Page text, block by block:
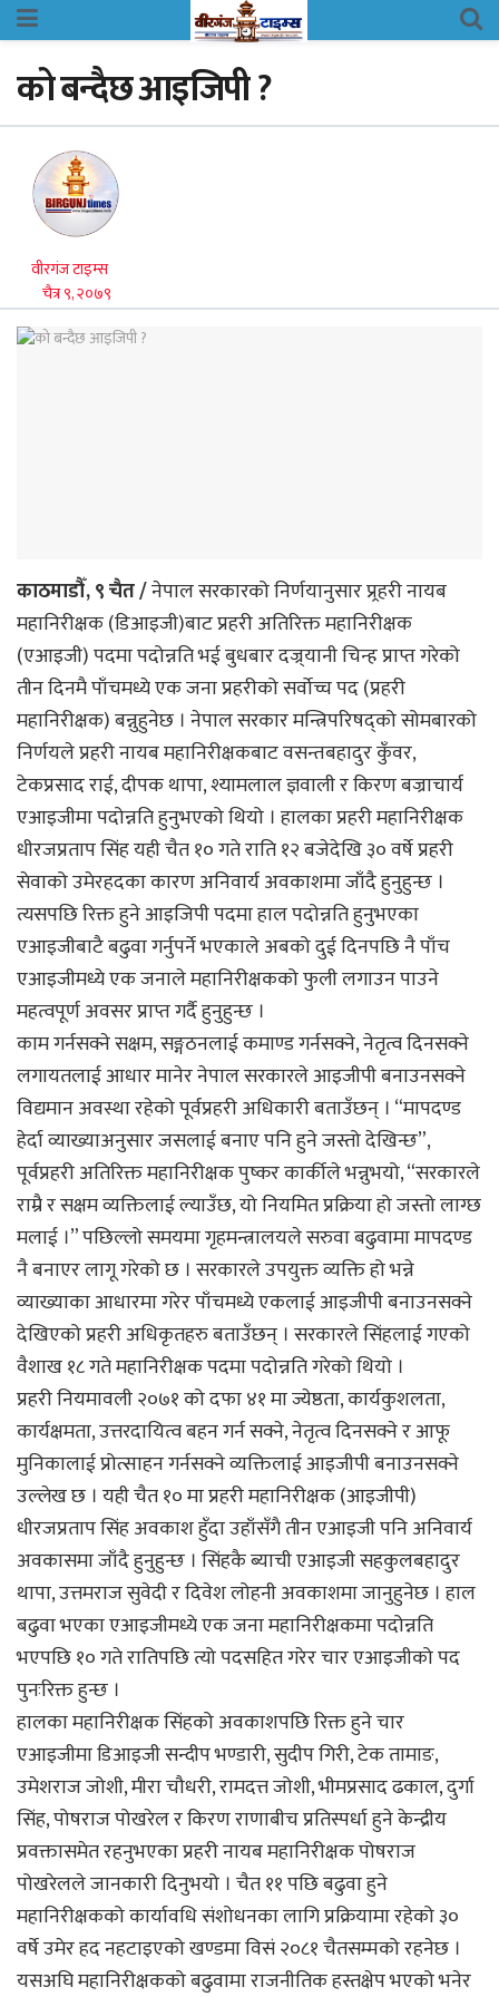
को बन्दैछ आइजिपी ?
वीरगंज टाइम्स
चैत्र ९, २०७९
काठमाडौँ, ९ चैत /नेपाल सरकारको निर्णयानुसार प्र्रहरी नायब
महानिरीक्षक (डिआइजी)बाट प्रहरी अतिरिक्त महानिरीक्षक
(एआइजी) पदमा पदोन्नति भई बुधबार दज्र्यानी चिन्ह प्राप्त गरेको
तीन दिनमै पाँचमध्ये एक जना प्रहरीको सर्वाेच्च पद (प्रहरी
महानिरीक्षक) बन्नुहुनेछ । नेपाल सरकार मन्त्रिपरिषद्को सोमबारको
निर्णयले प्रहरी नायब महानिरीक्षकबाट वसन्तबहादुर कुँवर,
टेकप्रसाद राई, दीपक थापा, श्यामलाल ज्ञवाली र किरण बज्राचार्य
एआइजीमा पदोन्नति हुनुभएको थियो । हालका प्रहरी महानिरीक्षक
धीरजप्रताप सिंह यही चैत १० गते राति १२ बजेदेखि ३० वर्षे प्रहरी
सेवाको उमेरहदका कारण अनिवार्य अवकाशमा जाँदै हुनुहुन्छ ।
त्यसपछि रिक्त हुने आइजिपी पदमा हाल पदोन्नति हुनुभएका
एआइजीबाटै बढुवा गर्नुपर्ने भएकाले अबको दुई दिनपछि नै पाँच
एआइजीमध्ये एक जनाले महानिरीक्षकको फुली लगाउन पाउने
महत्वपूर्ण अवसर प्राप्त गर्दै हुनुहुन्छ ।
काम गर्नसक्ने सक्षम, सङ्गठनलाई कमाण्ड गर्नसक्ने, नेतृत्व दिनसक्ने
लगायतलाई आधार मानेर नेपाल सरकारले आइजीपी बनाउनसक्ने
विद्यमान अवस्था रहेको पूर्वप्रहरी अधिकारी बताउँछन् । “मापदण्ड
हेर्दा व्याख्याअनुसार जसलाई बनाए पनि हुने जस्तो देखिन्छ”,
पूर्वप्रहरी अतिरिक्त महानिरीक्षक पुष्कर कार्कीले भन्नुभयो, “सरकारले
राम्रै र सक्षम व्यक्तिलाई ल्याउँछ, यो नियमित प्रक्रिया हो जस्तो लाग्छ
मलाई ।” पछिल्लो समयमा गृहमन्त्रालयले सरुवा बढुवामा मापदण्ड
नै बनाएर लागू गरेको छ । सरकारले उपयुक्त व्यक्ति हो भन्ने
व्याख्याका आधारमा गरेर पाँचमध्ये एकलाई आइजीपी बनाउनसक्ने
देखिएको प्रहरी अधिकृतहरु बताउँछन् । सरकारले सिंहलाई गएको
वैशाख १८ गते महानिरीक्षक पदमा पदोन्नति गरेको थियो ।
प्रहरी नियमावली २०७१ को दफा ४१ मा ज्येष्ठता, कार्यकुशलता,
कार्यक्षमता, उत्तरदायित्व बहन गर्न सक्ने, नेतृत्व दिनसक्ने र आफू
मुनिकालाई प्रोत्साहन गर्नसक्ने व्यक्तिलाई आइजीपी बनाउनसक्ने
उल्लेख छ । यही चैत १० मा प्रहरी महानिरीक्षक (आइजीपी)
धीरजप्रताप सिंह अवकाश हुँदा उहाँसँगै तीन एआइजी पनि अनिवार्य
अवकासमा जाँदै हुनुहुन्छ । सिंहकै ब्याची एआइजी सहकुलबहादुर
थापा, उत्तमराज सुवेदी र दिवेश लोहनी अवकाशमा जानुहुनेछ । हाल
बढुवा भएका एआइजीमध्ये एक जना महानिरीक्षकमा पदोन्नति
भएपछि १० गते रातिपछि त्यो पदसहित गरेर चार एआइजीको पद
पुनःरिक्त हुन्छ ।
हालका महानिरीक्षक सिंहको अवकाशपछि रिक्त हुने चार
एआइजीमा डिआइजी सन्दीप भण्डारी, सुदीप गिरी, टेक तामाङ,
उमेशराज जोशी, मीरा चौधरी, रामदत्त जोशी, भीमप्रसाद ढकाल, दुर्गा
सिंह, पोषराज पोखरेल र किरण राणाबीच प्रतिस्पर्धा हुने केन्द्रीय
प्रवक्तासमेत रहनुभएका प्रहरी नायब महानिरीक्षक पोषराज
पोखरेलले जानकारी दिनुभयो । चैत ११ पछि बढुवा हुने
महानिरीक्षकको कार्यावधि संशोधनका लागि प्रक्रियामा रहेको ३०
वर्षे उमेर हद नहटाइएको खण्डमा विसं २०८१ चैतसम्मको रहनेछ ।
यसअघि महानिरीक्षकको बढुवामा राजनीतिक हस्तक्षेप भएको भनेर